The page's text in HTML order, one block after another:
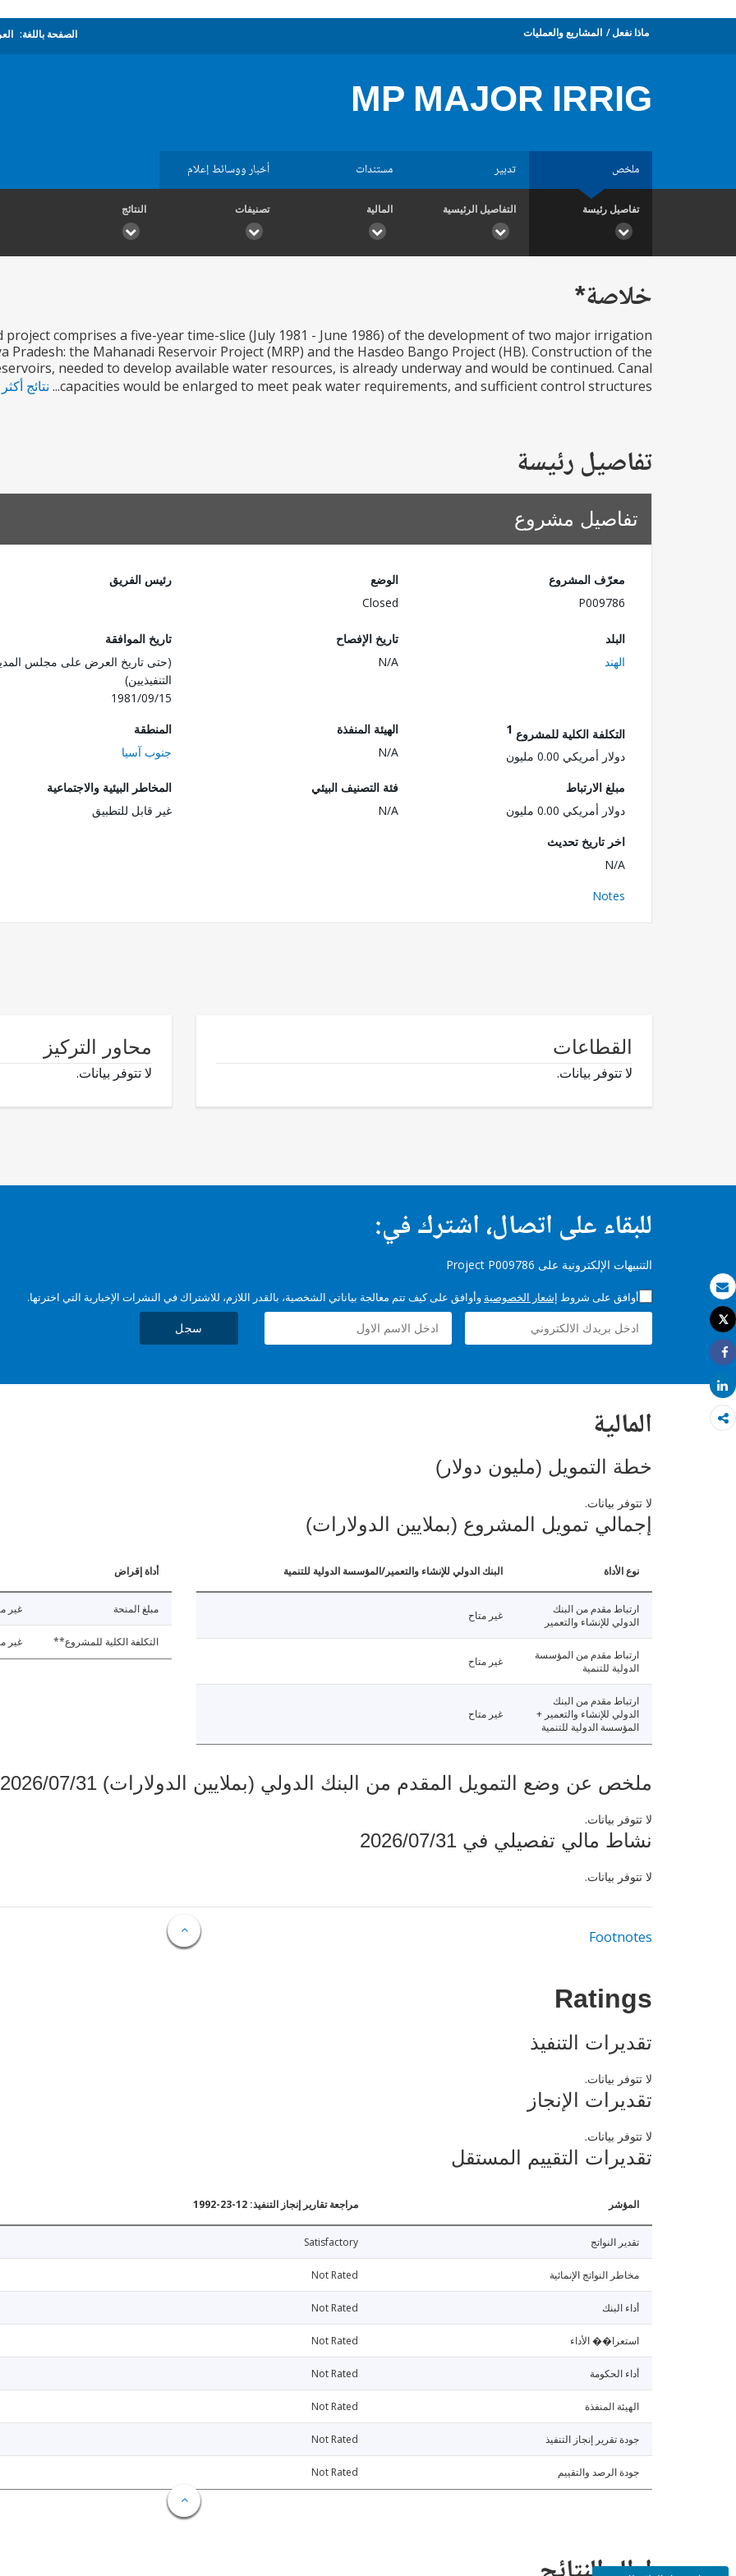
بريد الكتروني
طباعة
Tweet
Share
Share
ماذا نفعل المشاريع والعمليات الصفحة باللغة:
MP MAJOR IRRIG
ملخص تدبير مستندات أخبار ووسائط إعلام
تفاصيل رئيسة التفاصيل الرئيسية المالية تصنيفات النتائج
خلاصة*
project comprises a five-year time-slice (July 1981 - June 1986) of the development of two major irrigation
Pradesh: the Mahanadi Reservoir Project (MRP) and the Hasdeo Bango Project (HB). Construction of the
needed to develop available water resources, is already underway and would be continued. Canal
capacities would be enlarged to meet peak water requirements, and sufficient control structures...
نتائج أكثر
تفاصيل رئيسة
تفاصيل مشروع
معرّف المشروع
P009786
الوضع
Closed
رئيس الفريق
البلد
الهند
تاريخ الإفصاح
N/A
تاريخ الموافقة
(حتى تاريخ العرض على مجلس
التنفيذيين)
1981/09/15
التكلفة الكلية للمشروع 1
دولار أمريكي 0.00 مليون
الهيئة المنفذة
N/A
المنطقة
جنوب آسيا
مبلغ الارتباط
دولار أمريكي 0.00 مليون
فئة التصنيف البيئي
N/A
المخاطر البيئية والاجتماعية
غير قابل للتطبيق
اخر تاريخ تحديث
N/A
Notes
القطاعات
لا تتوفر بيانات.
محاور التركيز
لا تتوفر بيانات.
للبقاء على اتصال، اشترك في:
التنبيهات الإلكترونية على Project P009786
أوافق على شروط إشعار الخصوصية وأوافق على كيف تتم معالجة بياناتي الشخصية، بالقدر اللازم، للاشتراك في النشرات الإخبارية التي اخترتها.
سجل
المالية
خطة التمويل (مليون دولار)
لا تتوفر بيانات.
إجمالي تمويل المشروع (بملايين الدولارات)
نوع الأداة البنك الدولي للإنشاء والتعمير/المؤسسة الدولية للتنمية
ارتباط مقدم من البنك
الدولي للإنشاء والتعمير
غير متاح
ارتباط مقدم من المؤسسة
الدولية للتنمية
غير متاح
ارتباط مقدم من البنك
الدولي للإنشاء والتعمير +
المؤسسة الدولية للتنمية
غير متاح
أداة إقراض
مبلغ المنحة غير
التكلفة الكلية للمشروع** غير
ملخص عن وضع التمويل المقدم من البنك الدولي (بملايين الدولارات) 2026/07/31
لا تتوفر بيانات.
نشاط مالي تفصيلي في 2026/07/31
لا تتوفر بيانات.
Footnotes
Ratings
تقديرات التنفيذ
لا تتوفر بيانات.
تقديرات الإنجاز
لا تتوفر بيانات.
تقديرات التقييم المستقل
المؤشر مراجعة تقارير إنجاز التنفيذ: 12-23-1992
تقدير النواتج Satisfactory
مخاطر النواتج الإنمائية Not Rated
أداء البنك Not Rated
استعرا�� الأداء Not Rated
أداء الحكومة Not Rated
الهيئة المنفذة Not Rated
جودة تقرير إنجاز التنفيذ Not Rated
جودة الرصد والتقييم Not Rated